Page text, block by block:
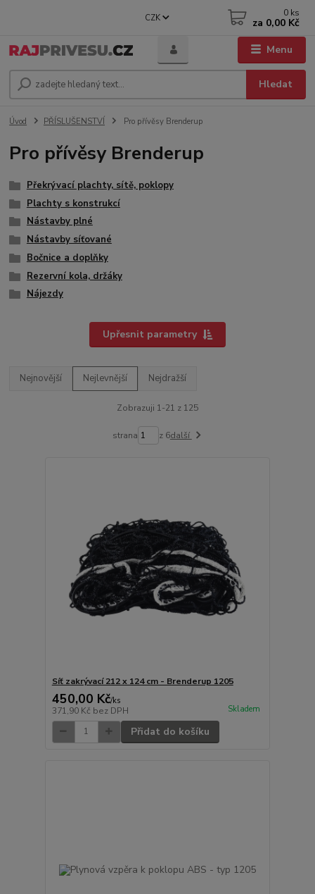
Menu
CZK
Hledat
0 ks
za 0,00 Kč
Úvod PŘÍSLUŠENSTVÍ Pro přívěsy Brenderup
Pro přívěsy Brenderup
Překrývací plachty, sítě, poklopy
Plachty s konstrukcí
Nástavby plné
Nástavby síťované
Bočnice a doplňky
Rezervní kola, držáky
Nájezdy
Upřesnit parametry
Nejnovější Nejlevnější Nejdražší
Zobrazuji 1-21 z 125
strana z 6další
Síť zakrývací 212 x 124 cm - Brenderup 1205
450,00 Kč/ks
371,90 Kč bez DPH Skladem
Přidat do košíku